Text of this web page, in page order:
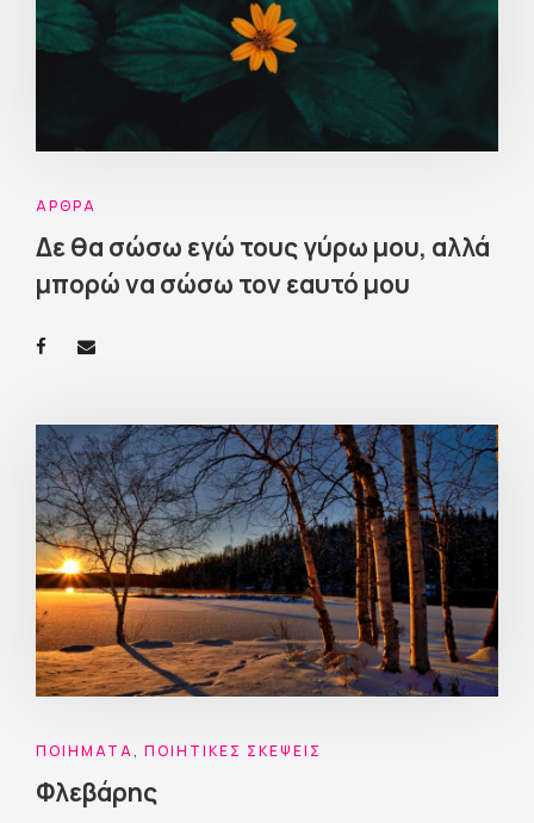
ΆΡΘΡΑ
Δε θα σώσω εγώ τους γύρω μου, αλλά
μπορώ να σώσω τον εαυτό μου
ΠΟΙΉΜΑΤΑ, ΠΟΙΗΤΙΚΈΣ ΣΚΈΨΕΙΣ
Φλεβάρης